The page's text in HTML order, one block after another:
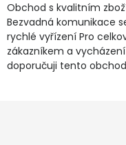
Obchod s kvalitním
Bezvadná komunikace
rychlé vyřízení Pro
zákazníkem a
doporučuji tento